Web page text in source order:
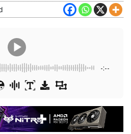
-:--